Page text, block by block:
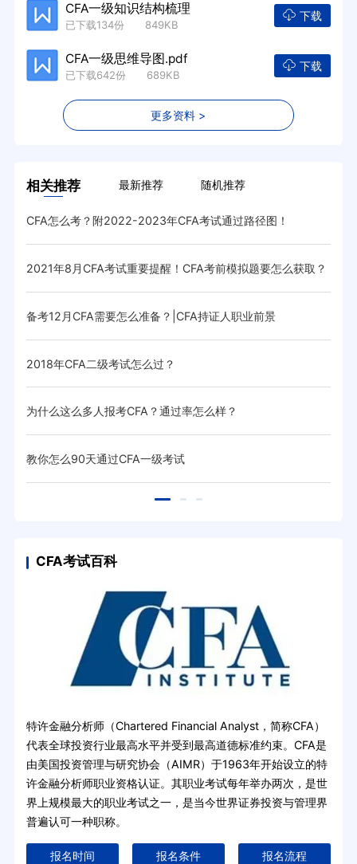
CFA一级知识结构梳理
已下载134份 849KB
下载
CFA一级思维导图.pdf
已下载642份 689KB
下载
更多资料 >
相关推荐 最新推荐 随机推荐
CFA怎么考？附2022-2023年CFA考试通过路径图！
2021年8月CFA考试重要提醒！CFA考前模拟题要怎么获取？
备考12月CFA需要怎么准备？|CFA持证人职业前景
2018年CFA二级考试怎么过？
为什么这么多人报考CFA？通过率怎么样？
教你怎么90天通过CFA一级考试
CFA考试百科
特许金融分析师（Chartered Financial Analyst，简称CFA）
代表全球投资行业最高水平并受到最高道德标准约束。CFA是
由美国投资管理与研究协会（AIMR）于1963年开始设立的特
许金融分析师职业资格认证。其职业考试每年举办两次，是世
界上规模最大的职业考试之一，是当今世界证券投资与管理界
普遍认可一种职称。
报名时间 报名条件 报名流程